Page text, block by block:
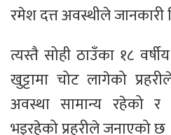
रमेश दत्त अवस्थीले जानकारी
त्यस्तै सोही ठाउँका १८
खुट्टामा चोट लागेको
अवस्था सामान्य रहेको र
भइरहेको प्रहरीले जनाएको छ